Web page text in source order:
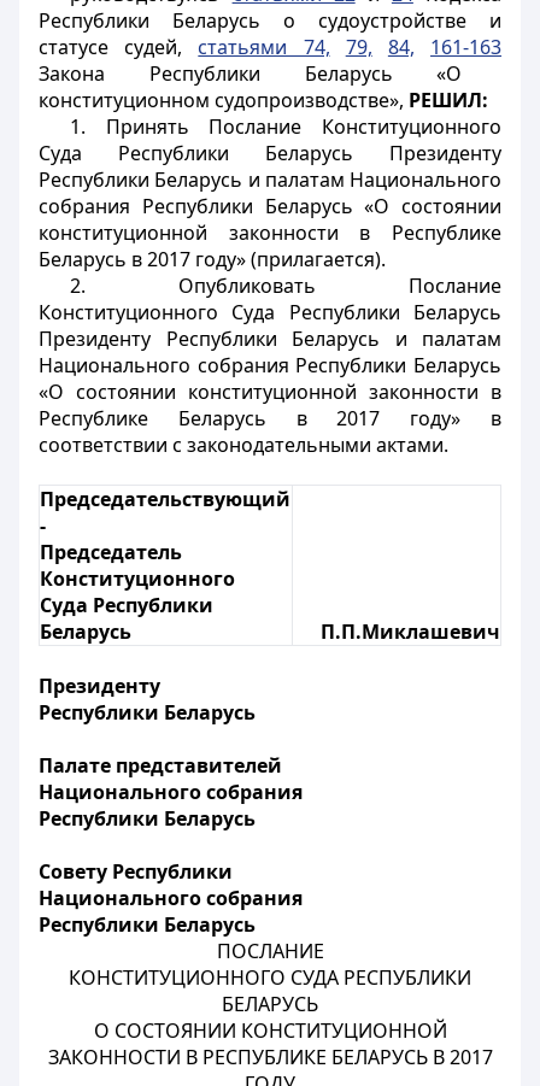
Республики Беларусь о судоустройстве и
статусе судей, статьями 74, 79, 84,
161-163
Закона Республики Беларусь «О
конституционном судопроизводстве», РЕШИЛ:
1. Принять Послание Конституционного
Суда Республики Беларусь Президенту
Республики Беларусь и палатам Национального
собрания Республики Беларусь «О состоянии
конституционной законности в Республике
Беларусь в 2017 году» (прилагается).
2. Опубликовать Послание
Конституционного Суда Республики Беларусь
Президенту Республики Беларусь и палатам
Национального собрания Республики Беларусь
«О состоянии конституционной законности в
Республике Беларусь в 2017 году» в
соответствии с законодательными актами.
Председательствующий
-
Председатель
Конституционного
Суда Республики
Беларусь
П.П.Миклашевич
Президенту
Республики Беларусь
Палате представителей
Национального собрания
Республики Беларусь
Совету Республики
Национального собрания
Республики Беларусь
ПОСЛАНИЕ
КОНСТИТУЦИОННОГО СУДА РЕСПУБЛИКИ
БЕЛАРУСЬ
О СОСТОЯНИИ КОНСТИТУЦИОННОЙ
ЗАКОННОСТИ В РЕСПУБЛИКЕ БЕЛАРУСЬ В 2017